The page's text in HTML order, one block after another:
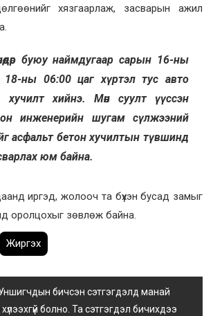
хязгаарлаж, засварын ажил
буюу наймдугаар сарын 16-ны
18-ны 06:00 цаг хүртэл тус авто
хийнэ. Мөн суулт үүссэн
инженерийн шугам сүлжээний
асфальт бетон хучилтын түвшинд
юм байна.
иргэд, жолооч та бүхэн бусад замыг
оролцохыг зөвлөж байна.
Жиргэх
бичсэн сэтгэгдэлд манай
болно. Та сэтгэгдэл бичихдээ